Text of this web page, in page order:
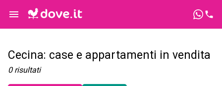
Cecina: case e appartamenti in vendita
0 risultati